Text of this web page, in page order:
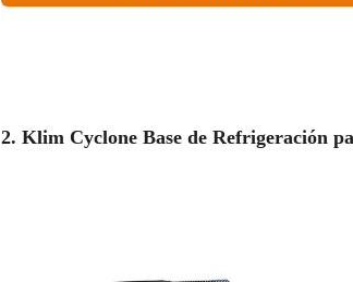
2. Klim Cyclone Base de Refrigeración